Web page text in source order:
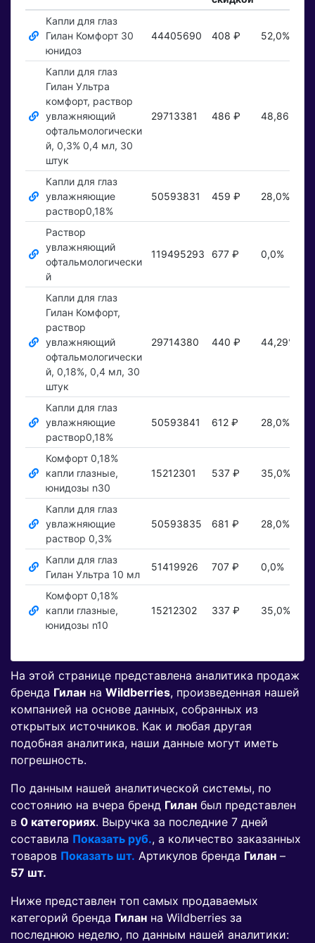
Капли для глаз
Гилан Комфорт 30
юнидоз
44405690 408 ₽ 52,0%
Капли для глаз
Гилан Ультра
комфорт, раствор
увлажняющий
офтальмологически
й, 0,3% 0,4 мл, 30
штук
29713381 486 ₽ 48,86%
Капли для глаз
увлажняющие
раствор0,18%
50593831 459 ₽ 28,0%
Раствор
увлажняющий
офтальмологически
й
119495293 677 ₽ 0,0%
Капли для глаз
Гилан Комфорт,
раствор
увлажняющий
офтальмологически
й, 0,18%, 0,4 мл, 30
штук
29714380 440 ₽ 44,29%
Капли для глаз
увлажняющие
раствор0,18%
50593841 612 ₽ 28,0%
Комфорт 0,18%
капли глазные,
юнидозы n30
15212301 537 ₽ 35,0%
Капли для глаз
увлажняющие
раствор 0,3%
50593835 681 ₽ 28,0%
Капли для глаз
Гилан Ультра 10 мл
51419926 707 ₽ 0,0%
Комфорт 0,18%
капли глазные,
юнидозы n10
15212302 337 ₽ 35,0%
На этой странице представлена аналитика продаж
бренда Гилан на Wildberries, произведенная нашей
компанией на основе данных, собранных из
открытых источников. Как и любая другая
подобная аналитика, наши данные могут иметь
погрешность.
По данным нашей аналитической системы, по
состоянию на вчера бренд Гилан был представлен
в 0 категориях. Выручка за последние 7 дней
составила Показать руб., а количество заказанных
товаров Показать шт. Артикулов бренда Гилан –
57 шт.
Ниже представлен топ самых продаваемых
категорий бренда Гилан на Wildberries за
последнюю неделю, по данным нашей аналитики: